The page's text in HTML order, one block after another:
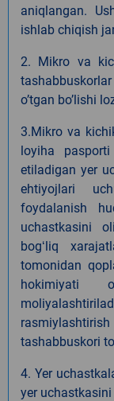
aniqlangan.
ishlab chiqish
2. Mikro va
oʼtgan boʼlishi
3.Mikro va
loyiha
etiladigan yer
ehtiyojlari
foydalanish
uchastkasini
bogʻliq
tomonidan
hokimiyati
tashabbuskori
4. Yer
yer